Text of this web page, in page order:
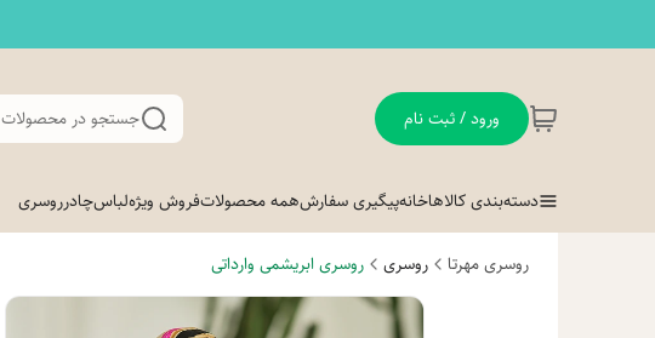
ورود / ثبت نام جستجو در محصولات
دسته‌بندی کالاهاخانهپیگیری سفارشهمه محصولاتفروش ویژهلباسچادرروسری
روسری مهرتا روسری روسری ابریشمی وارداتی